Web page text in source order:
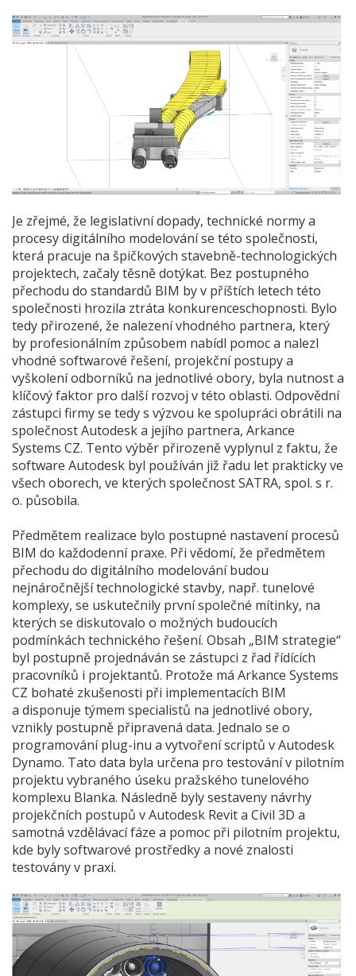
Je zřejmé, že legislativní dopady, technické normy a
procesy digitálního modelování se této společnosti,
která pracuje na špičkových stavebně-technologických
projektech, začaly těsně dotýkat. Bez postupného
přechodu do standardů BIM by v příštích letech této
společnosti hrozila ztráta konkurenceschopnosti. Bylo
tedy přirozené, že nalezení vhodného partnera, který
by profesionálním způsobem nabídl pomoc a nalezl
vhodné softwarové řešení, projekční postupy a
vyškolení odborníků na jednotlivé obory, byla nutnost a
klíčový faktor pro další rozvoj v této oblasti. Odpovědní
zástupci firmy se tedy s výzvou ke spolupráci obrátili na
společnost Autodesk a jejího partnera, Arkance
Systems CZ. Tento výběr přirozeně vyplynul z faktu, že
software Autodesk byl používán již řadu let prakticky ve
všech oborech, ve kterých společnost SATRA, spol. s r.
o. působila.
Předmětem realizace bylo postupné nastavení procesů
BIM do každodenní praxe. Při vědomí, že předmětem
přechodu do digitálního modelování budou
nejnáročnější technologické stavby, např. tunelové
komplexy, se uskutečnily první společné mítinky, na
kterých se diskutovalo o možných budoucích
podmínkách technického řešení. Obsah „BIM strategie“
byl postupně projednáván se zástupci z řad řídících
pracovníků i projektantů. Protože má Arkance Systems
CZ bohaté zkušenosti při implementacích BIM
a disponuje týmem specialistů na jednotlivé obory,
vznikly postupně připravená data. Jednalo se o
programování plug-inu a vytvoření scriptů v Autodesk
Dynamo. Tato data byla určena pro testování v pilotním
projektu vybraného úseku pražského tunelového
komplexu Blanka. Následně byly sestaveny návrhy
projekčních postupů v Autodesk Revit a Civil 3D a
samotná vzdělávací fáze a pomoc při pilotním projektu,
kde byly softwarové prostředky a nové znalosti
testovány v praxi.